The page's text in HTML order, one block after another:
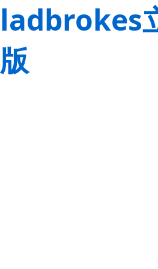
ladbrokes
版